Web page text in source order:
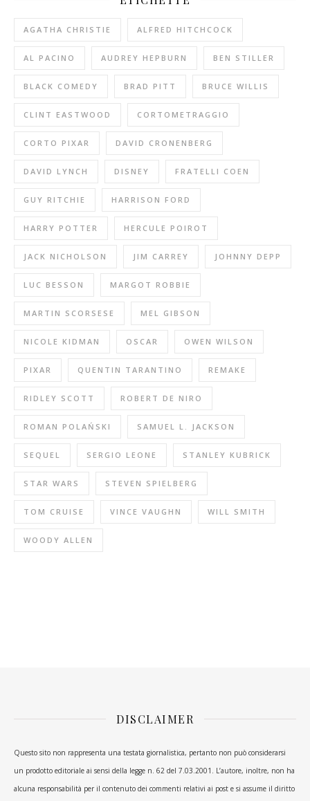
AGATHA CHRISTIE ALFRED HITCHCOCK
AL PACINO AUDREY HEPBURN BEN STILLER
BLACK COMEDY BRAD PITT BRUCE WILLIS
CLINT EASTWOOD CORTOMETRAGGIO
CORTO PIXAR DAVID CRONENBERG
DAVID LYNCH DISNEY FRATELLI COEN
GUY RITCHIE HARRISON FORD
HARRY POTTER HERCULE POIROT
JACK NICHOLSON JIM CARREY JOHNNY DEPP
LUC BESSON MARGOT ROBBIE
MARTIN SCORSESE MEL GIBSON
NICOLE KIDMAN OSCAR OWEN WILSON
PIXAR QUENTIN TARANTINO REMAKE
RIDLEY SCOTT ROBERT DE NIRO
ROMAN POLAŃSKI SAMUEL L. JACKSON
SEQUEL SERGIO LEONE STANLEY KUBRICK
STAR WARS STEVEN SPIELBERG
TOM CRUISE VINCE VAUGHN WILL SMITH
WOODY ALLEN
DISCLAIMER
Questo sito non rappresenta una testata giornalistica, pertanto non può considerarsi
un prodotto editoriale ai sensi della legge n. 62 del 7.03.2001. L’autore, inoltre, non ha
alcuna responsabilità per il contenuto dei commenti relativi ai post e si assume il diritto